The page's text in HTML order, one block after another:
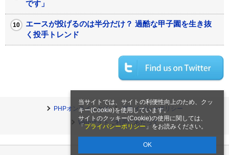
当サイトでは、サイトの利便性向上のため、クッ
キー(Cookie)を使用しています。
サイトのクッキー(Cookie)の使用に関しては、
「 プライバシーポリシー 」をお読みください。
OK
です」
エースが投げるのは半分だけ？ 過酷な甲子園を生き抜
く投手トレンド
PHPオンラインとは
プライバシーポリシー
Webサイトご利用にあたって